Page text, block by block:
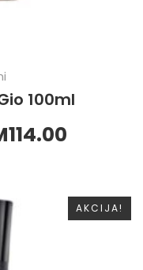
100ml
114.00
AKCIJA!